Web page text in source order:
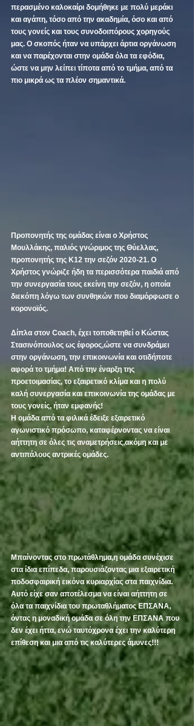
περασμένο καλοκαίρι δομήθηκε με πολύ μεράκι
και αγάπη, τόσο από την ακαδημία, όσο και από
τους γονείς και τους συνοδοιπόρους χορηγούς
μας. Ο σκοπός ήταν να υπάρχει άρτια οργάνωση
και να παρέχονται στην ομάδα όλα τα εφόδια,
ώστε να μην λείπει τίποτα από το τμήμα, από τα
πιο μικρά ως τα πλέον σημαντικά.
Προπονητής της ομάδας είναι ο Χρήστος
Μουλλάκης, παλιός γνώριμος της Θύελλας,
προπονητής της Κ12 την σεζόν 2020-21. Ο
Χρήστος γνώριζε ήδη τα περισσότερα παιδιά από
την συνεργασία τους εκείνη την σεζόν, η οποία
διεκόπη λόγω των συνθηκών που διαμόρφωσε ο
κορονοϊός.
Δίπλα στον Coach, έχει τοποθετηθεί ο Κώστας
Στασινόπουλος ως έφορος,ώστε να συνδράμει
στην οργάνωση, την επικοινωνία και οτιδήποτε
αφορά το τμήμα! Από την έναρξη της
προετοιμασίας, το εξαιρετικό κλίμα και η πολύ
καλή συνεργασία και επικοινωνία της ομάδας με
τους γονείς, ήταν εμφανής!
Η ομάδα από τα φιλικά έδειξε εξαιρετικό
αγωνιστικό πρόσωπο, καταφέρνοντας να είναι
αήττητη σε όλες τις αναμετρήσεις,ακόμη και με
αντιπάλους αντρικές ομάδες.
Μπαίνοντας στο πρωτάθλημα,η ομάδα συνέχισε
στα ίδια επίπεδα, παρουσιάζοντας μια εξαιρετική
ποδοσφαιρική εικόνα κυριαρχίας στα παιχνίδια.
Αυτό είχε σαν αποτέλεσμα να είναι αήττητη σε
όλα τα παιχνίδια του πρωταθλήματος ΕΠΣΑΝΑ,
όντας η μοναδική ομάδα σε όλη την ΕΠΣΑΝΑ που
δεν έχει ήττα, ενώ ταυτόχρονα έχει την καλύτερη
επίθεση και μια από τις καλύτερες άμυνες!!!